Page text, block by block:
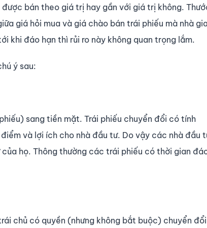
bán theo giá trị hay gần với giá trị không.
giá hỏi mua và giá chào bán trái phiếu mà nhà
khi đáo hạn thì rủi ro này không quan trọng lắm.
ý sau:
sang tiền mặt. Trái phiếu chuyển đổi có tính
và lợi ích cho nhà đầu tư. Do vậy các nhà đầu
họ. Thông thường các trái phiếu có thời gian
chủ có quyền (nhưng không bắt buộc) chuyển đổi